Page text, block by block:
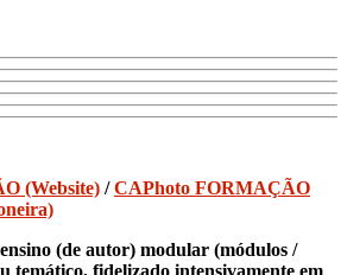
(Website) /CAPhoto FORMAÇÃO
(de autor) modular (módulos /